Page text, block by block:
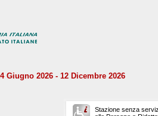
Giugno 2026 - 12 Dicembre 2026
Stazione senza